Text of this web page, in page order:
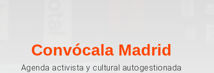
Convócala Madrid
Agenda activista y cultural autogestionada